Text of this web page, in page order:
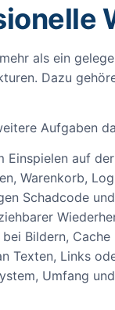
als ein
Dazu
Aufgaben
Einspielen auf
Warenkorb,
Schadcode
Bildern,
Texten, Links
Umfang